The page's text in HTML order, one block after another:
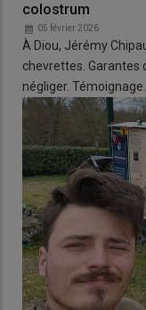
colostrum
05 février 2026
À Diou, Jérémy
chevrettes. Garantes
négliger. Témoignage.